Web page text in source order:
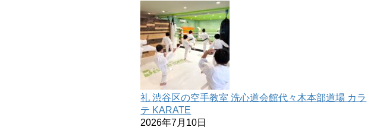
礼 渋谷区の空手教室 洗心道会館代々木本部道場 カラ
テ KARATE
2026年7月10日